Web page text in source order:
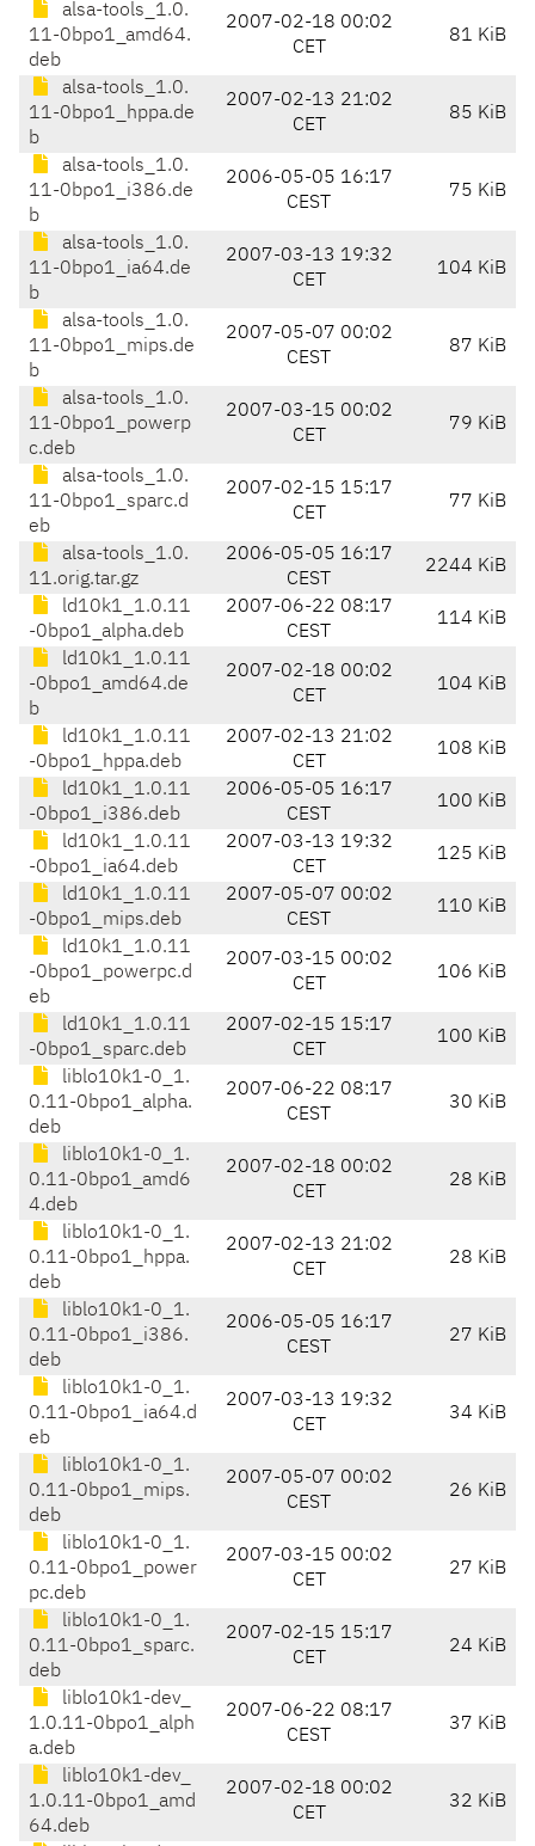
alsa-tools_1.0.
11-0bpo1_amd64.
deb
2007-02-18 00:02
CET
81 KiB
alsa-tools_1.0.
11-0bpo1_hppa.de
b
2007-02-13 21:02
CET
85 KiB
alsa-tools_1.0.
11-0bpo1_i386.de
b
2006-05-05 16:17
CEST
75 KiB
alsa-tools_1.0.
11-0bpo1_ia64.de
b
2007-03-13 19:32
CET
104 KiB
alsa-tools_1.0.
11-0bpo1_mips.de
b
2007-05-07 00:02
CEST
87 KiB
alsa-tools_1.0.
11-0bpo1_powerp
c.deb
2007-03-15 00:02
CET
79 KiB
alsa-tools_1.0.
11-0bpo1_sparc.d
eb
2007-02-15 15:17
CET
77 KiB
alsa-tools_1.0.
11.orig.tar.gz
2006-05-05 16:17
CEST
2244 KiB
ld10k1_1.0.11
-0bpo1_alpha.deb
2007-06-22 08:17
CEST
114 KiB
ld10k1_1.0.11
-0bpo1_amd64.de
b
2007-02-18 00:02
CET
104 KiB
ld10k1_1.0.11
-0bpo1_hppa.deb
2007-02-13 21:02
CET
108 KiB
ld10k1_1.0.11
-0bpo1_i386.deb
2006-05-05 16:17
CEST
100 KiB
ld10k1_1.0.11
-0bpo1_ia64.deb
2007-03-13 19:32
CET
125 KiB
ld10k1_1.0.11
-0bpo1_mips.deb
2007-05-07 00:02
CEST
110 KiB
ld10k1_1.0.11
-0bpo1_powerpc.d
eb
2007-03-15 00:02
CET
106 KiB
ld10k1_1.0.11
-0bpo1_sparc.deb
2007-02-15 15:17
CET
100 KiB
liblo10k1-0_1.
0.11-0bpo1_alpha.
deb
2007-06-22 08:17
CEST
30 KiB
liblo10k1-0_1.
0.11-0bpo1_amd6
4.deb
2007-02-18 00:02
CET
28 KiB
liblo10k1-0_1.
0.11-0bpo1_hppa.
deb
2007-02-13 21:02
CET
28 KiB
liblo10k1-0_1.
0.11-0bpo1_i386.
deb
2006-05-05 16:17
CEST
27 KiB
liblo10k1-0_1.
0.11-0bpo1_ia64.d
eb
2007-03-13 19:32
CET
34 KiB
liblo10k1-0_1.
0.11-0bpo1_mips.
deb
2007-05-07 00:02
CEST
26 KiB
liblo10k1-0_1.
0.11-0bpo1_power
pc.deb
2007-03-15 00:02
CET
27 KiB
liblo10k1-0_1.
0.11-0bpo1_sparc.
deb
2007-02-15 15:17
CET
24 KiB
liblo10k1-dev_
1.0.11-0bpo1_alph
a.deb
2007-06-22 08:17
CEST
37 KiB
liblo10k1-dev_
1.0.11-0bpo1_amd
64.deb
2007-02-18 00:02
CET
32 KiB